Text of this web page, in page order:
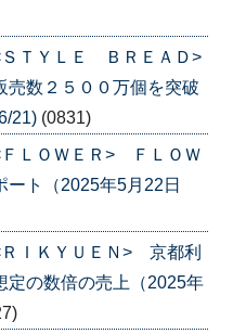
ＴＹＬＥ ＢＲＥＡＤ>
数２５００万個を突破
21) (0831)
ＬＯＷＥＲ> ＦＬＯＷ
ート（2025年5月22日
ＩＫＹＵＥＮ> 京都利
定の数倍の売上（2025年